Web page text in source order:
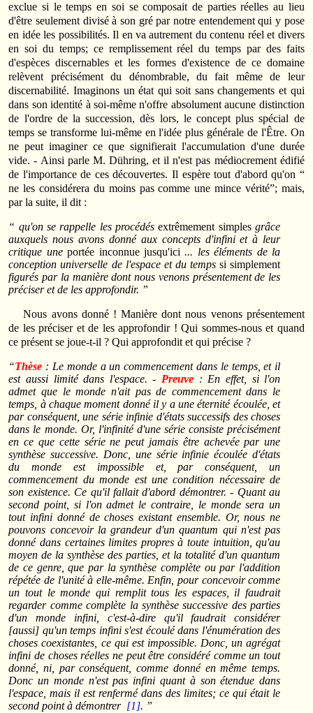
exclue si le temps en soi se composait de parties réelles au lieu
d'être seulement divisé à son gré par notre entendement qui y pose
en idée les possibilités. Il en va autrement du contenu réel et divers
en soi du temps; ce remplissement réel du temps par des faits
d'espèces discernables et les formes d'existence de ce domaine
relèvent précisément du dénombrable, du fait même de leur
discernabilité. Imaginons un état qui soit sans changements et qui
dans son identité à soi-même n'offre absolument aucune distinction
de l'ordre de la succession, dès lors, le concept plus spécial de
temps se transforme lui-même en l'idée plus générale de l'Être. On
ne peut imaginer ce que signifierait l'accumulation d'une durée
vide. - Ainsi parle M. Dühring, et il n'est pas médiocrement édifié
de l'importance de ces découvertes. Il espère tout d'abord qu'on “
ne les considérera du moins pas comme une mince vérité”; mais,
par la suite, il dit :
“ qu'on se rappelle les procédésextrêmement simplesgrâce
auxquels nous avons donné aux concepts d'infini et à leur
critique uneportée inconnue jusqu'ici... les éléments de la
conception universelle de l'espace et du tempssi simplement
figurés par la manière dont nous venons présentement de les
préciser et de les approfondir. ”
Nous avons donné ! Manière dont nous venons présentement
de les préciser et de les approfondir ! Qui sommes-nous et quand
ce présent se joue-t-il ? Qui approfondit et qui précise ?
“Thèse : Le monde a un commencement dans le temps, et il
est aussi limité dans l'espace. -Preuve : En effet, si l'on
admet que le monde n'ait pas de commencement dans le
temps, à chaque moment donné il y a une éternité écoulée, et
par conséquent, une série infinie d'états successifs des choses
dans le monde. Or, l'infinité d'une série consiste précisément
en ce que cette série ne peut jamais être achevée par une
synthèse successive. Donc, une série infinie écoulée d'états
du monde est impossible et, par conséquent, un
commencement du monde est une condition nécessaire de
son existence. Ce qu'il fallait d'abord démontrer. - Quant au
second point, si l'on admet le contraire, le monde sera un
tout infini donné de choses existant ensemble. Or, nous ne
pouvons concevoir la grandeur d'un quantum qui n'est pas
donné dans certaines limites propres à toute intuition, qu'au
moyen de la synthèse des parties, et la totalité d'un quantum
de ce genre, que par la synthèse complète ou par l'addition
répétée de l'unité à elle-même. Enfin, pour concevoir comme
un tout le monde qui remplit tous les espaces, il faudrait
regarder comme complète la synthèse successive des parties
d'un monde infini, c'est-à-dire qu'il faudrait considérer
[aussi] qu'un temps infini s'est écoulé dans l'énumération des
choses coexistantes, ce qui est impossible. Donc, un agrégat
infini de choses réelles ne peut être considéré comme un tout
donné, ni, par conséquent, comme donné en même temps.
Donc un monde n'est pas infini quant à son étendue dans
l'espace, mais il est renfermé dans des limites; ce qui était le
second point à démontrer [1]. ”